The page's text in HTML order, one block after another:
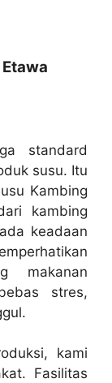
standard
susu. Itu
Kambing
kambing
keadaan
makanan
stres,
kami
Fasilitas